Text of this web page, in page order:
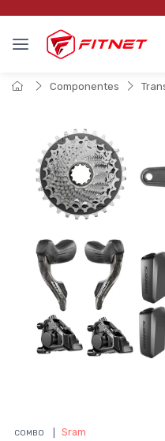
Componentes
COMBO ❘ Sram